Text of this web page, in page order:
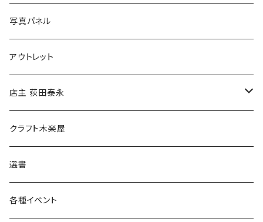
ブックカバー
マグカップ
傘
食料品
その他
冒険クロストーク
写真パネル
アウトレット
店主 荻田泰永
書籍
ウェア
クラフト木楽屋
選書
各種イベント